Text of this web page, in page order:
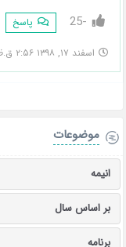
-25 پاسخ
اسفند ۱۷, ۱۳۹۸ ۲:۵۶ ق.ظ
موضوعات
انیمه
بر اساس سال
برنامه